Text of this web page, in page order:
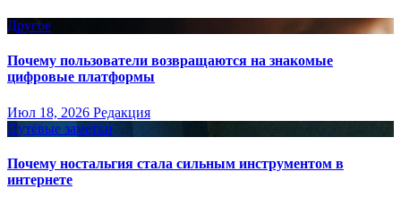
Другое
Почему пользователи возвращаются на знакомые
цифровые платформы
Июл 18, 2026 Редакция
Путёвые заметки
Почему ностальгия стала сильным инструментом в
интернете